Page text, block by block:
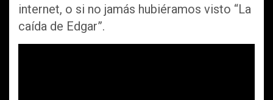
internet, o si no jamás hubiéramos visto “La
caída de Edgar”.